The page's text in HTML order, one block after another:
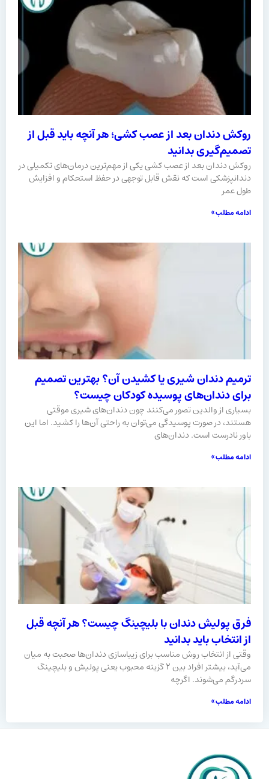
روکش دندان بعد از عصب کشی؛ هر آنچه باید قبل از
تصمیم‌گیری بدانید
روکش دندان بعد از عصب کشی یکی از مهم‌ترین درمان‌های تکمیلی در
دندانپزشکی است که نقش قابل توجهی در حفظ استحکام و افزایش
طول عمر
ادامه مطلب »
ترمیم دندان شیری یا کشیدن آن؟ بهترین تصمیم
برای دندان‌های پوسیده کودکان چیست؟
بسیاری از والدین تصور می‌کنند چون دندان‌های شیری موقتی
هستند، در صورت پوسیدگی می‌توان به‌ راحتی آن‌ها را کشید. اما این
باور نادرست است. دندان‌های
ادامه مطلب »
فرق پولیش دندان با بلیچینگ چیست؟ هر آنچه قبل
از انتخاب باید بدانید
وقتی از انتخاب روش مناسب برای زیباسازی دندان‌ها صحبت به میان
می‌آید، بیشتر افراد بین ۲ گزینه محبوب یعنی پولیش و بلیچینگ
سردرگم می‌شوند. اگرچه
ادامه مطلب »